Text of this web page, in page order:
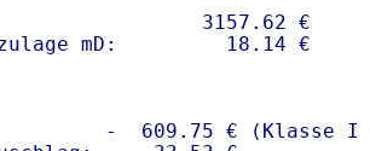
3157.62 €
-  609.75 € (Klasse I)